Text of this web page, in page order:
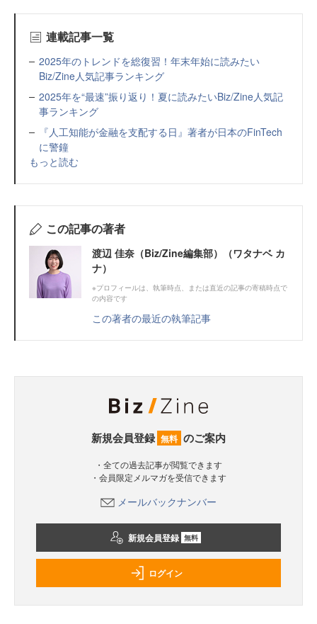
連載記事一覧
2025年のトレンドを総復習！年末年始に読みたい
Biz/Zine人気記事ランキング
2025年を“最速”振り返り！夏に読みたいBiz/Zine人気記
事ランキング
『人工知能が金融を支配する日』著者が日本のFinTech
に警鐘
もっと読む
この記事の著者
渡辺 佳奈（Biz/Zine編集部）（ワタナベ カ
ナ）
※プロフィールは、執筆時点、または直近の記事の寄稿時点で
の内容です
この著者の最近の執筆記事
新規会員登録 無料 のご案内
・全ての過去記事が閲覧できます
・会員限定メルマガを受信できます
メールバックナンバー
新規会員登録 無料
ログイン